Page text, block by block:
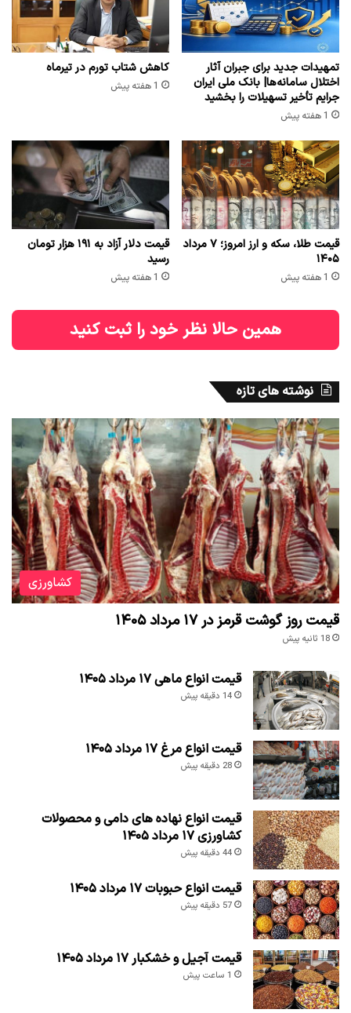
تمهیدات جدید برای جبران آثار
اختلال سامانه‌ها| بانک ملی ایران
جرایم تأخیر تسهیلات را بخشید
1 هفته پیش
کاهش شتاب تورم در تیرماه
1 هفته پیش
قیمت طلا، سکه و ارز امروز؛ ۷ مرداد
۱۴۰۵
1 هفته پیش
قیمت دلار آزاد به ۱۹۱ هزار تومان
رسید
1 هفته پیش
همین حالا نظر خود را ثبت کنید
نوشته های تازه
کشاورزی
قیمت روز گوشت قرمز در ۱۷ مرداد ۱۴۰۵
18 ثانیه پیش
قیمت انواع ماهی ۱۷ مرداد ۱۴۰۵
14 دقیقه پیش
قیمت انواع مرغ ۱۷ مرداد ۱۴۰۵
28 دقیقه پیش
قیمت انواع نهاده های دامی و محصولات
کشاورزی ۱۷ مرداد ۱۴۰۵
44 دقیقه پیش
قیمت انواع حبوبات ۱۷ مرداد ۱۴۰۵
57 دقیقه پیش
قیمت آجیل و خشکبار ۱۷ مرداد ۱۴۰۵
1 ساعت پیش